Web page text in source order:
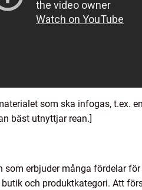
som ska infogas, t.ex.
bäst utnyttjar rean.]
erbjuder många fördelar
och produktkategori. Att